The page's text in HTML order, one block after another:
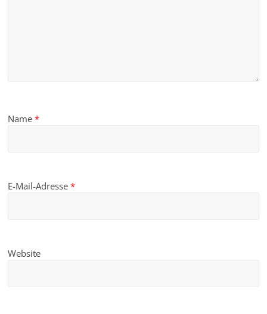
Name*
E-Mail-Adresse*
Website